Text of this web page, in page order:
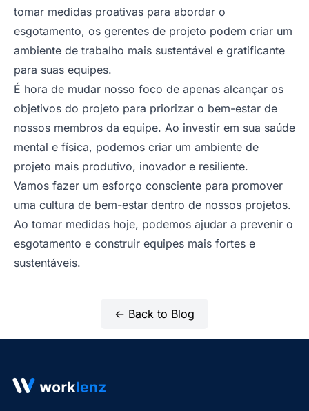
tomar medidas proativas para abordar o
esgotamento, os gerentes de projeto podem criar um
ambiente de trabalho mais sustentável e gratificante
para suas equipes.
É hora de mudar nosso foco de apenas alcançar os
objetivos do projeto para priorizar o bem-estar de
nossos membros da equipe. Ao investir em sua saúde
mental e física, podemos criar um ambiente de
projeto mais produtivo, inovador e resiliente.
Vamos fazer um esforço consciente para promover
uma cultura de bem-estar dentro de nossos projetos.
Ao tomar medidas hoje, podemos ajudar a prevenir o
esgotamento e construir equipes mais fortes e
sustentáveis.
← Back to Blog